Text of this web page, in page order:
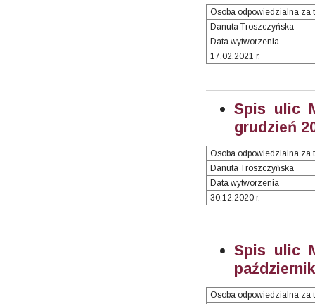
Osoba odpowiedzialna za
Danuta Troszczyńska
Data wytworzenia
17.02.2021 r.
Spis ulic
grudzień
Osoba odpowiedzialna za
Danuta Troszczyńska
Data wytworzenia
30.12.2020 r.
Spis ulic
Osoba odpowiedzialna za